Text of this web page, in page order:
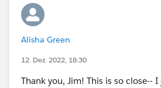
Alisha Green
12. Dez. 2022, 18:30
Thank you, Jim! This is so close--